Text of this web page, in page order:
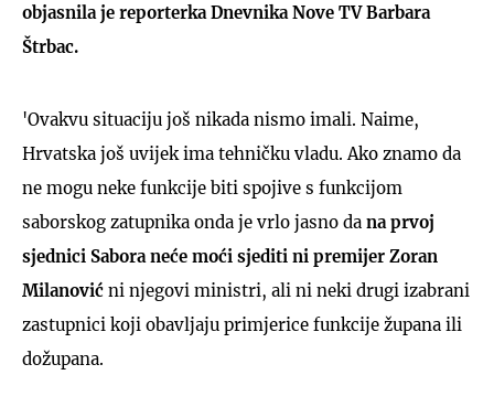
objasnila je reporterka Dnevnika Nove TV Barbara
Štrbac.
'Ovakvu situaciju još nikada nismo imali. Naime,
Hrvatska još uvijek ima tehničku vladu. Ako znamo da
ne mogu neke funkcije biti spojive s funkcijom
saborskog zatupnika onda je vrlo jasno da na prvoj
sjednici Sabora neće moći sjediti ni premijer Zoran
Milanović ni njegovi ministri, ali ni neki drugi izabrani
zastupnici koji obavljaju primjerice funkcije župana ili
dožupana.